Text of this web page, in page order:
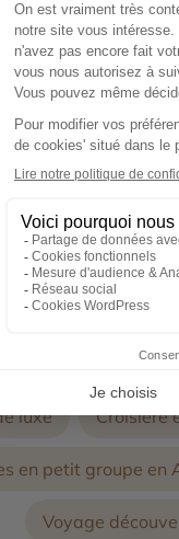
Voir
voyager
avec
Autres
luxe Croisière
en petit groupe en
Voyage